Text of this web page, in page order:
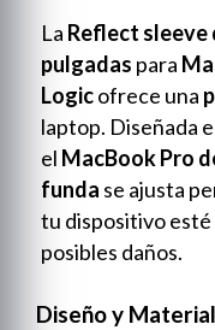
La Reflect sleeve
pulgadas para
Logicofrece una
laptop. Diseñada
el MacBook Pro
funda se ajusta
tu dispositivo
posibles daños.
Diseño y